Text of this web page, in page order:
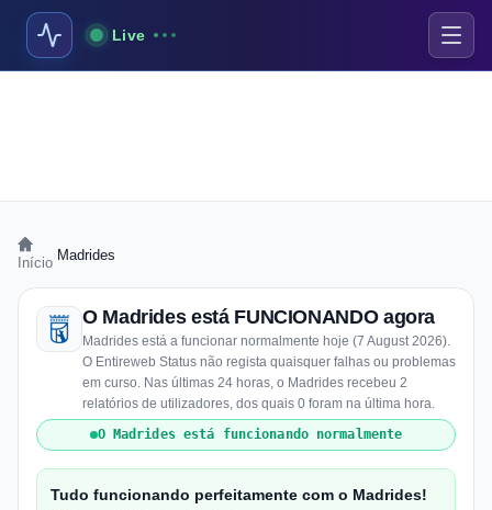
Live
Início Madrides
O Madrides está FUNCIONANDO agora
Madrides está a funcionar normalmente hoje (7 August 2026).
O Entireweb Status não regista quaisquer falhas ou problemas
em curso. Nas últimas 24 horas, o Madrides recebeu 2
relatórios de utilizadores, dos quais 0 foram na última hora.
O Madrides está funcionando normalmente
Tudo funcionando perfeitamente com o Madrides!